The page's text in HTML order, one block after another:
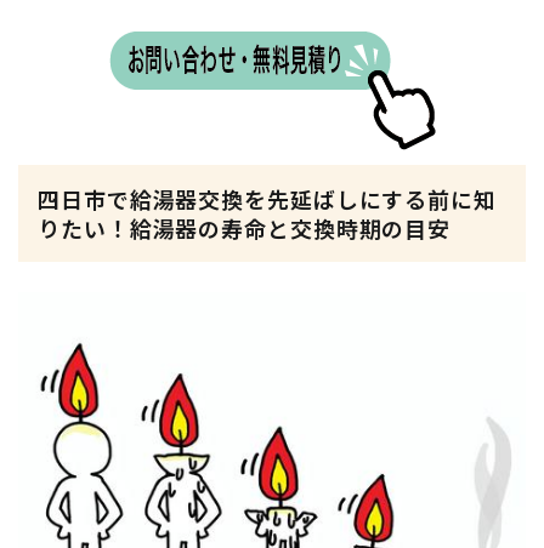
四日市で給湯器交換を先延ばしにする前に知
りたい！給湯器の寿命と交換時期の目安